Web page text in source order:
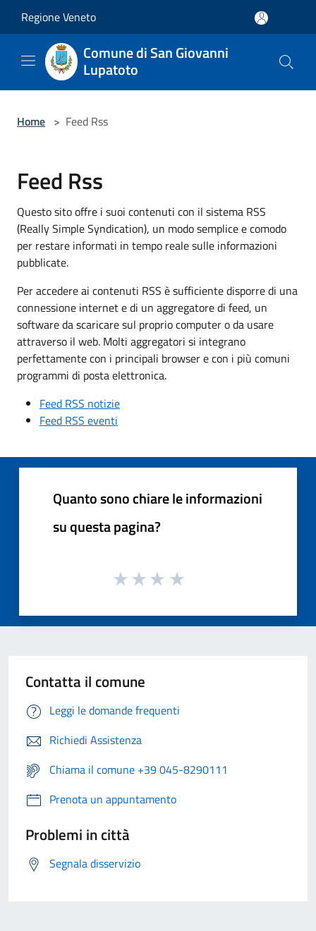
Regione Veneto
Comune di San Giovanni
Lupatoto
Home > Feed Rss
Feed Rss
Questo sito offre i suoi contenuti con il sistema RSS
(Really Simple Syndication), un modo semplice e comodo
per restare informati in tempo reale sulle informazioni
pubblicate.
Per accedere ai contenuti RSS è sufficiente disporre di una
connessione internet e di un aggregatore di feed, un
software da scaricare sul proprio computer o da usare
attraverso il web. Molti aggregatori si integrano
perfettamente con i principali browser e con i più comuni
programmi di posta elettronica.
Feed RSS notizie
Feed RSS eventi
Quanto sono chiare le informazioni
su questa pagina?
Contatta il comune
Leggi le domande frequenti
Richiedi Assistenza
Chiama il comune +39 045-8290111
Prenota un appuntamento
Problemi in città
Segnala disservizio